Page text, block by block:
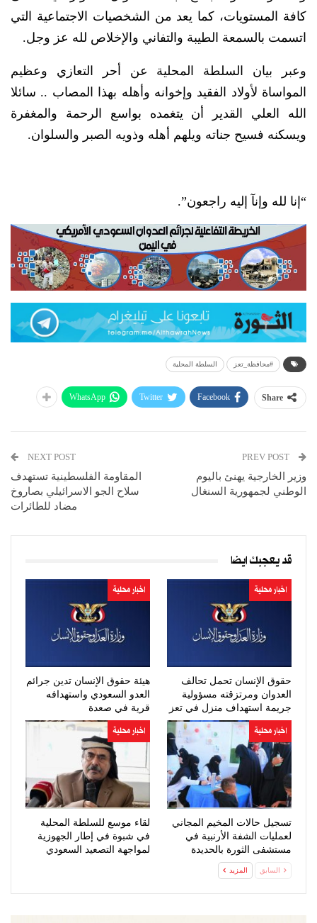
كافة المستويات، كما يعد من الشخصيات الاجتماعية التي
اتسمت بالسمعة الطيبة والتفاني والإخلاص لله عز وجل.
وعبر بيان السلطة المحلية عن أحر التعازي وعظيم
المواساة لأولاد الفقيد وإخوانه وأهله بهذا المصاب .. سائلا
الله العلي القدير أن يتغمده بواسع الرحمة والمغفرة
ويسكنه فسيح جناته ويلهم أهله وذويه الصبر والسلوان.
“إنا لله وإنآ إليه راجعون”.
#محافظة_تعز السلطة المحلية
Share
Facebook
Twitter
WhatsApp
وزير الخارجية يهنئ باليوم
الوطني لجمهورية السنغال
NEXT POST
المقاومة الفلسطينية تستهدف
سلاح الجو الاسرائيلي بصاروخ
مضاد للطائرات
قد يعجبك ايضا
اخبار محلية
حقوق الإنسان تحمل تحالف
العدوان ومرتزقته مسؤولية
جريمة استهداف منزل في تعز
اخبار محلية
هيئة حقوق الإنسان تدين جرائم
العدو السعودي واستهدافه
قرية في صعدة
اخبار محلية
تسجيل حالات المخيم المجاني
لعمليات الشفة الأرنبية في
مستشفى الثورة بالحديدة
اخبار محلية
لقاء موسع للسلطة المحلية
في شبوة في إطار الجهوزية
لمواجهة التصعيد السعودي
السابق المزيد